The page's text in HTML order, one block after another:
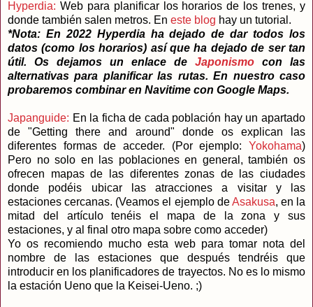
Hyperdia: Web para planificar los horarios de los trenes, y
donde también salen metros. En este blog hay un tutorial.
*Nota: En 2022 Hyperdia ha dejado de dar todos los
datos (como los horarios) así que ha dejado de ser tan
útil. Os dejamos un enlace de Japonismo con las
alternativas para planificar las rutas. En nuestro caso
probaremos combinar en Navitime con Google Maps.
Japanguide: En la ficha de cada población hay un apartado
de "Getting there and around" donde os explican las
diferentes formas de acceder. (Por ejemplo: Yokohama)
Pero no solo en las poblaciones en general, también os
ofrecen mapas de las diferentes zonas de las ciudades
donde podéis ubicar las atracciones a visitar y las
estaciones cercanas. (Veamos el ejemplo deAsakusa, en la
mitad del artículo tenéis el mapa de la zona y sus
estaciones, y al final otro mapa sobre como acceder)
Yo os recomiendo mucho esta web para tomar nota del
nombre de las estaciones que después tendréis que
introducir en los planificadores de trayectos. No es lo mismo
la estación Ueno que la Keisei-Ueno. ;)